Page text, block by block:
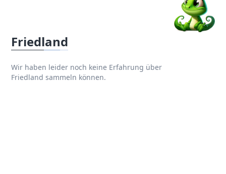
Friedland
Wir haben leider noch keine Erfahrung über
Friedland sammeln können.